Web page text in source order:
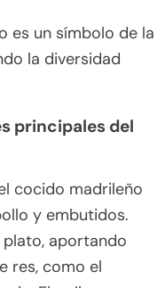
es un símbolo de la
la diversidad
principales del
cocido madrileño
y embutidos.
plato, aportando
res, como el